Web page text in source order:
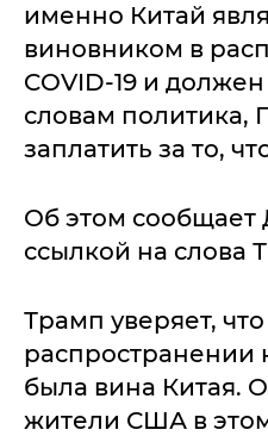
именно Китай
виновником в
COVID-19 и
словам политика,
заплатить за то,
Об этом сообщает
ссылкой на слова
Трамп уверяет,
распространении
была вина Китая.
жители США в